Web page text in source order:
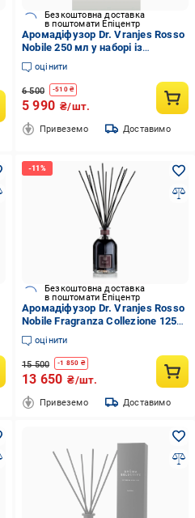
Безкоштовна доставка
в поштомати Епіцентр
Аромадіфузор Dr. Vranjes Rosso
Nobile 250 мл у наборі із
запасним наповнювачем Refill
150 мл (FRV17-C16)
оцінити
6 500 -510₴
5 990 ₴/шт.
Привеземо Доставимо
Безкоштовна доставка
в поштомати Епіцентр
Аромадіфузор Dr. Vranjes Rosso
Nobile Fragranza Collezione 1250
мл (FRV0016K)
оцінити
15 500 -1 850 ₴
13 650 ₴/шт.
Привеземо Доставимо